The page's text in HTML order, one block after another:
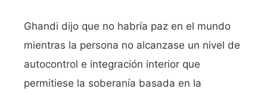
Ghandi dijo que no habría paz en el mundo
mientras la persona no alcanzase un nivel de
autocontrol e integración interior que
permitiese la soberanía basada en la